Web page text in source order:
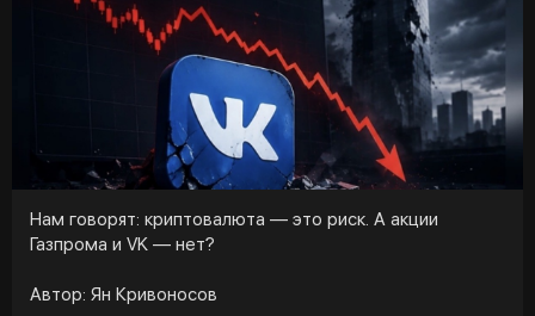
Нам говорят: криптовалюта — это риск. А акции
Газпрома и VK — нет?
Автор: Ян Кривоносов